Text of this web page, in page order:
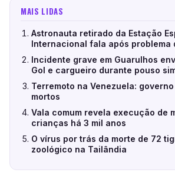
MAIS LIDAS
Astronauta retirado da Estação
Internacional fala após problema
Incidente grave em Guarulhos
Gol e cargueiro durante pouso
Terremoto na Venezuela:
mortos
Vala comum revela execução de
crianças há 3 mil anos
O vírus por trás da morte de 72
zoológico na Tailândia